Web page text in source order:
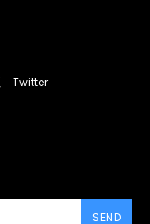
Twitter
SEND